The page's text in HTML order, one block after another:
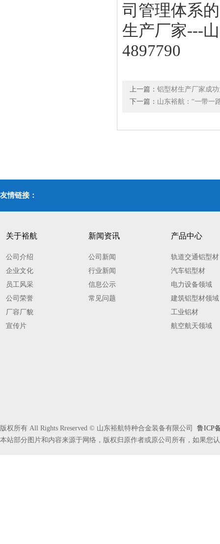
司管理体系
生产厂家---
4897790
上一篇： 铝型材生产厂家成
下一篇： 山东裕航：“一带一
友情链接：
关于裕航
公司介绍
企业文化
员工风采
公司荣誉
厂容厂貌
宣传片
新闻资讯
公司新闻
行业新闻
信息公示
常见问题
产品中心
轨道交通铝型材
汽车铝型材
电力设备领域
建筑铝型材领域
工业铝材
航空航天领域
版权所有 All Rights Rreserved © 山东裕航特种合金装备有限公司 鲁ICP
本站部分图片和内容来源于网络，版权归原作者或原公司所有，如果您